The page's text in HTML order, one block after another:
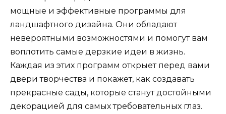
мощные и эффективные программы для
ландшафтного дизайна. Они обладают
невероятными возможностями и помогут вам
воплотить самые дерзкие идеи в жизнь.
Каждая из этих программ открыет перед вами
двери творчества и покажет, как создавать
прекрасные сады, которые станут достойными
декорацией для самых требовательных глаз.